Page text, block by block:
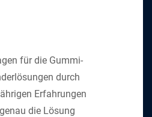
für die Gummi-
durch
Erfahrungen
die Lösung